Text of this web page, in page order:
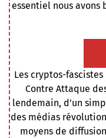
essentiel nous avons
Les cryptos-
Contre Attaque
lendemain, d’un
des médias
moyens de